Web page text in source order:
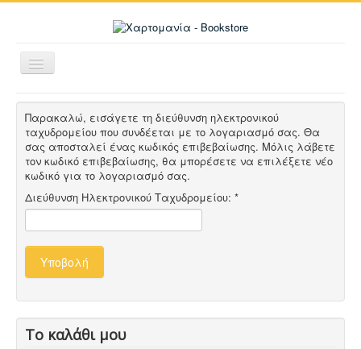
Εναλλαγή
πλοήγησης
Παρακαλώ, εισάγετε τη διεύθυνση ηλεκτρονικού
ταχυδρομείου που συνδέεται με το λογαριασμό σας. Θα
σας αποσταλεί ένας κωδικός επιβεβαίωσης. Μόλις λάβετε
τον κωδικό επιβεβαίωσης, θα μπορέσετε να επιλέξετε νέο
κωδικό για το λογαριασμό σας.
Διεύθυνση Ηλεκτρονικού Ταχυδρομείου: *
Υποβολή
Το καλάθι μου